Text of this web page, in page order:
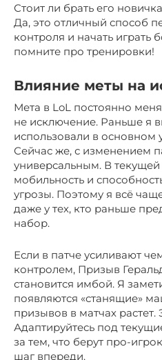
Стоит ли брать его
Да, это отличный способ
контроля и начать играть
помните про тренировки!
Влияние меты на
Мета в LoL постоянно
не исключение. Раньше я
использовали в основном
Сейчас же, с изменением
универсальным. В текущей
мобильность и
угрозы. Поэтому я всё
даже у тех, кто раньше
набор.
Если в патче усиливают
контролем, Призыв
становится имбой. Я
появляются «станящие»
призывов в матчах растет.
Адаптируйтесь под
за тем, что берут про-
шаг впереди.